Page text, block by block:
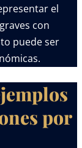
el
con
puede ser
por